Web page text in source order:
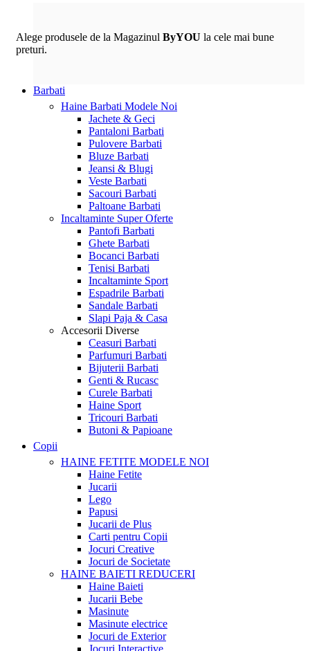
Alege produsele de la Magazinul ByYOU la cele mai bune
preturi.
Barbati
Haine Barbati Modele Noi
Jachete & Geci
Pantaloni Barbati
Pulovere Barbati
Bluze Barbati
Jeansi & Blugi
Veste Barbati
Sacouri Barbati
Paltoane Barbati
Incaltaminte Super Oferte
Pantofi Barbati
Ghete Barbati
Bocanci Barbati
Tenisi Barbati
Incaltaminte Sport
Espadrile Barbati
Sandale Barbati
Slapi Paja & Casa
Accesorii Diverse
Ceasuri Barbati
Parfumuri Barbati
Bijuterii Barbati
Genti & Rucasc
Curele Barbati
Haine Sport
Tricouri Barbati
Butoni & Papioane
Copii
HAINE FETITE MODELE NOI
Haine Fetite
Jucarii
Lego
Papusi
Jucarii de Plus
Carti pentru Copii
Jocuri Creative
Jocuri de Societate
HAINE BAIETI REDUCERI
Haine Baieti
Jucarii Bebe
Masinute
Masinute electrice
Jocuri de Exterior
Jocuri Interactive